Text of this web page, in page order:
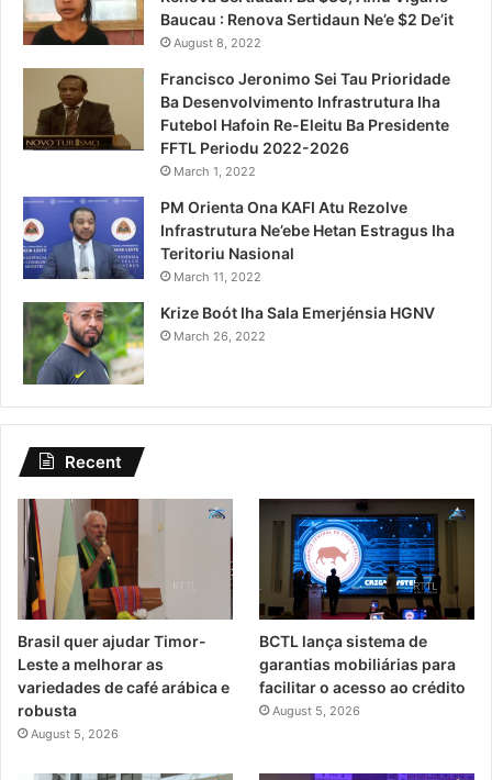
Baucau : Renova Sertidaun Ne’e $2 De’it
August 8, 2022
Francisco Jeronimo Sei Tau Prioridade
Ba Desenvolvimento Infrastrutura Iha
Futebol Hafoin Re-Eleitu Ba Presidente
FFTL Periodu 2022-2026
March 1, 2022
PM Orienta Ona KAFI Atu Rezolve
Infrastrutura Ne’ebe Hetan Estragus Iha
Teritoriu Nasional
March 11, 2022
Krize Boót Iha Sala Emerjénsia HGNV
March 26, 2022
Recent
Brasil quer ajudar Timor-
Leste a melhorar as
variedades de café arábica e
robusta
August 5, 2026
BCTL lança sistema de
garantias mobiliárias para
facilitar o acesso ao crédito
August 5, 2026